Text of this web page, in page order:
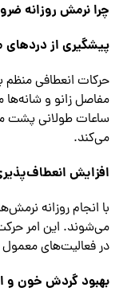
چرا نرمش روزانه
پیشگیری از دردهای
حرکات انعطافی
مفاصل زانو و شانه‌ها
ساعات طولانی پشت
می‌کند.
افزایش
با انجام روزانه
می‌شوند. این امر
در فعالیت‌های
بهبود گردش خون و